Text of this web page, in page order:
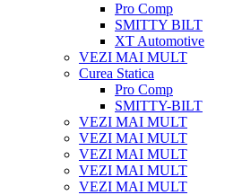
Pro Comp
SMITTY BILT
XT Automotive
VEZI MAI MULT
Curea Statica
Pro Comp
SMITTY-BILT
VEZI MAI MULT
VEZI MAI MULT
VEZI MAI MULT
VEZI MAI MULT
VEZI MAI MULT